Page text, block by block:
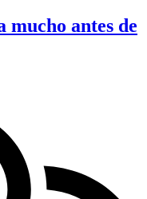
mucho antes de